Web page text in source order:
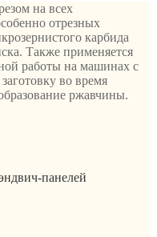
на всех
отрезных
карбида
Также применяется
работы на машинах с
во время
ржавчины.
панелей